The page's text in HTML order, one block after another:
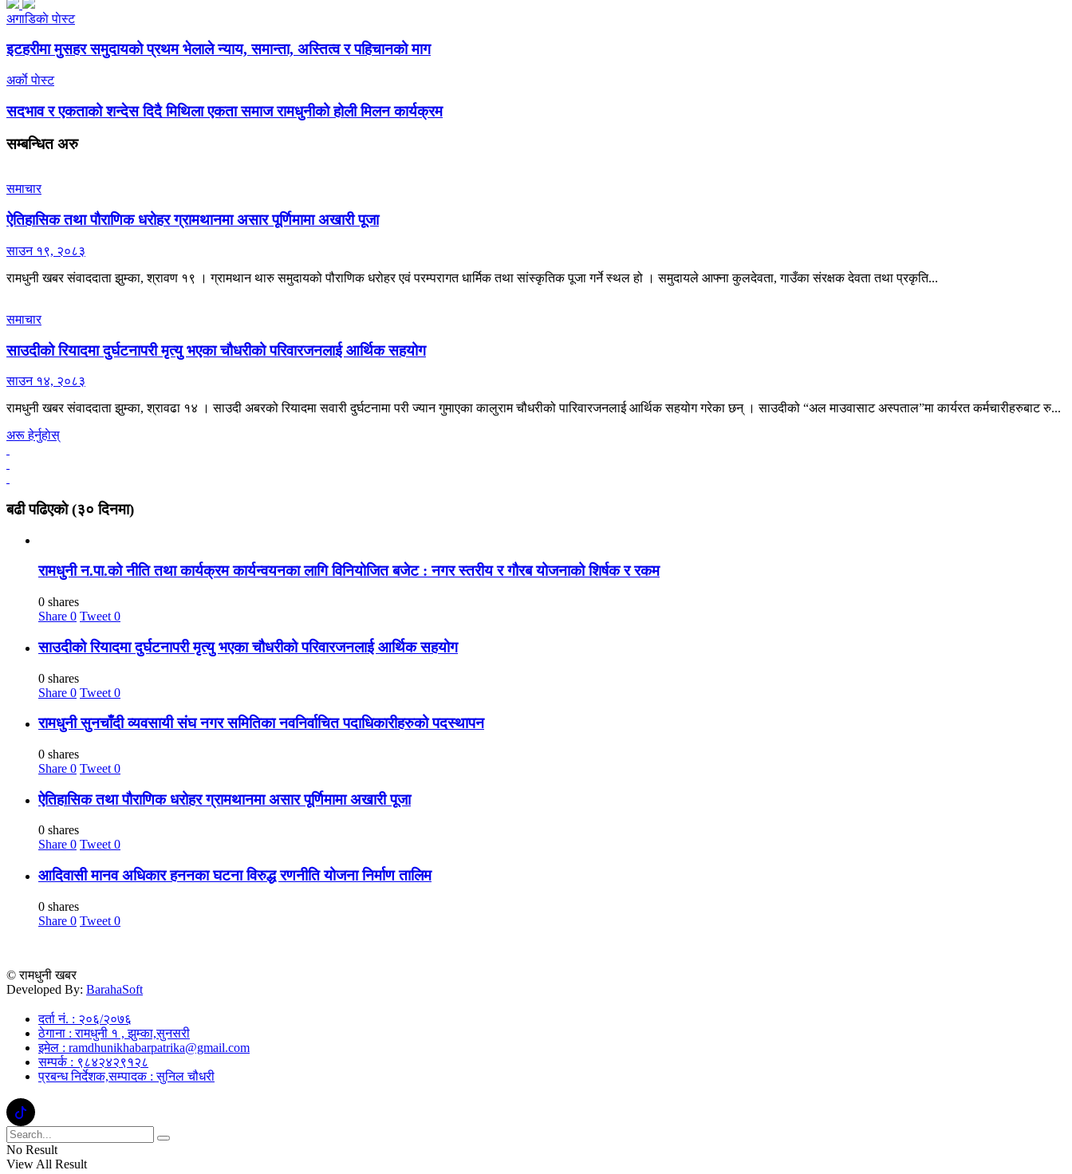
अगाडिकाे पाेस्ट
इटहरीमा मुसहर समुदायको प्रथम भेलाले न्याय, समान्ता, अस्तित्व र पहिचानको माग
अर्काे पाेस्ट
सदभाव र एकताको शन्देस दिदै मिथिला एकता समाज रामधुनीको होली मिलन कार्यक्रम
सम्बन्धितअरु
समाचार
ऐतिहासिक तथा पौराणिक धरोहर ग्रामथानमा असार पूर्णिमामा अखारी पूजा
साउन १९, २०८३
रामधुनी खबर संवाददाता झुम्का, श्रावण १९ । ग्रामथान थारु समुदायको पौराणिक धरोहर एवं परम्परागत धार्मिक तथा सांस्कृतिक पूजा गर्ने स्थल हो । समुदायले आफ्ना कुलदेवता, गाउँका संरक्षक देवता तथा प्रकृति...
समाचार
साउदीको रियादमा दुर्घटनापरी मृत्यु भएका चौधरीको परिवारजनलाई आर्थिक सहयोग
साउन १४, २०८३
रामधुनी खबर संवाददाता झुम्का, श्रावढा १४ । साउदी अबरको रियादमा सवारी दुर्घटनामा परी ज्यान गुमाएका कालुराम चौधरीको पारिवारजनलाई आर्थिक सहयोग गरेका छन् । साउदीको “अल माउवासाट अस्पताल”मा कार्यरत कर्मचारीहरुबाट रु...
अरू हेर्नुहाेस्
बढी पढिएकाे (३० दिनमा)
रामधुनी न.पा.को नीति तथा कार्यक्रम कार्यन्वयनका लागि विनियोजित बजेट : नगर स्तरीय र गौरब योजनाको शिर्षक र रकम
0 shares
Share 0 Tweet 0
साउदीको रियादमा दुर्घटनापरी मृत्यु भएका चौधरीको परिवारजनलाई आर्थिक सहयोग
0 shares
Share 0 Tweet 0
रामधुनी सुनचाँदी व्यवसायी संघ नगर समितिका नवनिर्वाचित पदाधिकारीहरुको पदस्थापन
0 shares
Share 0 Tweet 0
ऐतिहासिक तथा पौराणिक धरोहर ग्रामथानमा असार पूर्णिमामा अखारी पूजा
0 shares
Share 0 Tweet 0
आदिवासी मानव अधिकार हननका घटना विरुद्ध रणनीति योजना निर्माण तालिम
0 shares
Share 0 Tweet 0
© रामधुनी खबर
Developed By: BarahaSoft
दर्ता नं. : २०६/२०७६
ठेगाना : रामधुनी १ , झुम्का,सुनसरी
इमेल : ramdhunikhabarpatrika@gmail.com
सम्पर्क : ९८४२४२९१२८
प्रबन्ध निर्देशक,सम्पादक : सुनिल चौधरी
No Result
View All Result